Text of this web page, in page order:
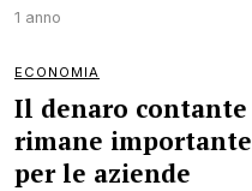
1 anno
ECONOMIA
Il denaro contante
rimane importante
per le aziende